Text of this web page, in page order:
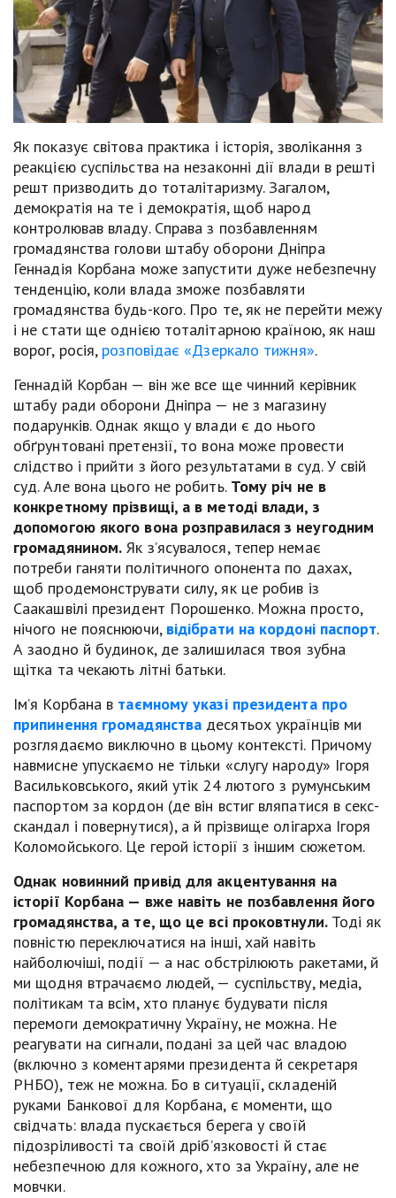
Як показує світова практика і історія, зволікання з
реакцією суспільства на незаконні дії влади в решті
решт призводить до тоталітаризму. Загалом,
демократія на те і демократія, щоб народ
контролював владу. Справа з позбавленням
громадянства голови штабу оборони Дніпра
Геннадія Корбана може запустити дуже небезпечну
тенденцію, коли влада зможе позбавляти
громадянства будь-кого. Про те, як не перейти межу
і не стати ще однією тоталітарною країною, як наш
ворог, росія, розповідає «Дзеркало тижня».
Геннадій Корбан — він же все ще чинний керівник
штабу ради оборони Дніпра — не з магазину
подарунків. Однак якщо у влади є до нього
обґрунтовані претензії, то вона може провести
слідство і прийти з його результатами в суд. У свій
суд. Але вона цього не робить. Тому річ не в
конкретному прізвищі, а в методі влади, з
допомогою якого вона розправилася з неугодним
громадянином. Як з’ясувалося, тепер немає
потреби ганяти політичного опонента по дахах,
щоб продемонструвати силу, як це робив із
Саакашвілі президент Порошенко. Можна просто,
нічого не пояснюючи, відібрати на кордоні паспорт.
А заодно й будинок, де залишилася твоя зубна
щітка та чекають літні батьки.
Ім’я Корбана в таємному указі президента про
припинення громадянства десятьох українців ми
розглядаємо виключно в цьому контексті. Причому
навмисне упускаємо не тільки «слугу народу» Ігоря
Васильковського, який утік 24 лютого з румунським
паспортом за кордон (де він встиг вляпатися в секс-
скандал і повернутися), а й прізвище олігарха Ігоря
Коломойського. Це герой історії з іншим сюжетом.
Однак новинний привід для акцентування на
історії Корбана — вже навіть не позбавлення його
громадянства, а те, що це всі проковтнули. Тоді як
повністю переключатися на інші, хай навіть
найболючіші, події — а нас обстрілюють ракетами, й
ми щодня втрачаємо людей, — суспільству, медіа,
політикам та всім, хто планує будувати після
перемоги демократичну Україну, не можна. Не
реагувати на сигнали, подані за цей час владою
(включно з коментарями президента й секретаря
РНБО), теж не можна. Бо в ситуації, складеній
руками Банкової для Корбана, є моменти, що
свідчать: влада пускається берега у своїй
підозріливості та своїй дріб’язковості й стає
небезпечною для кожного, хто за Україну, але не
мовчки.